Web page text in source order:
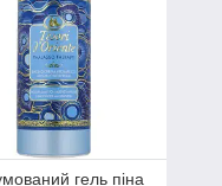
гель піна